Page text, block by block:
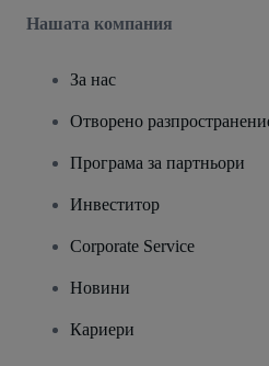
Нашата компания
За нас
Отворено
Програма за партньори
Инвеститор
Corporate Service
Новини
Кариери